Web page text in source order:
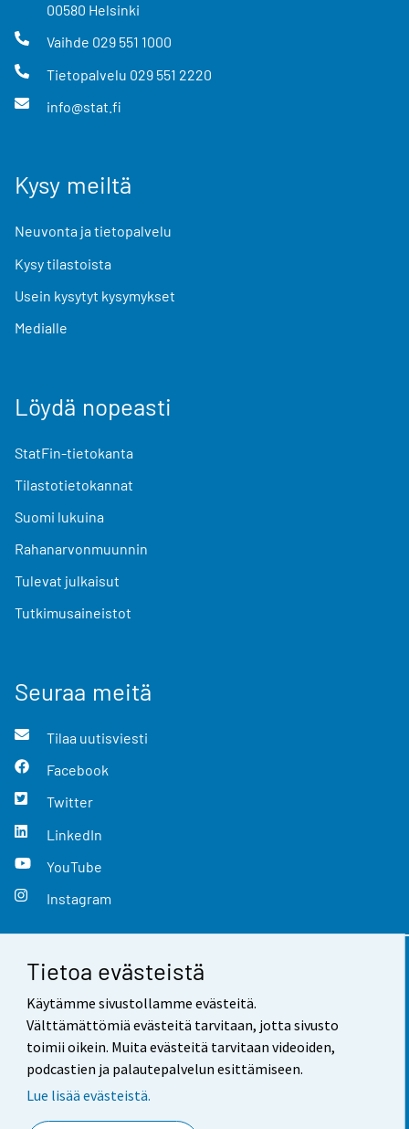
Tietoa evästeistä
Käytämme sivustollamme evästeitä.
Välttämättömiä evästeitä tarvitaan, jotta sivusto
toimii oikein. Muita evästeitä tarvitaan videoiden,
podcastien ja palautepalvelun esittämiseen.
Lue lisää evästeistä.
00580 Helsinki
Vaihde 029 551 1000
Tietopalvelu 029 551 2220
info@stat.fi
Kysy meiltä
Neuvonta ja tietopalvelu
Kysy tilastoista
Usein kysytyt kysymykset
Medialle
Löydä nopeasti
StatFin-tietokanta
Tilastotietokannat
Suomi lukuina
Rahanarvonmuunnin
Tulevat julkaisut
Tutkimusaineistot
Seuraa meitä
Tilaa uutisviesti
Facebook
Twitter
LinkedIn
YouTube
Instagram
Yhteystiedot
Palaute
Käyttöehdot
Saavutettavuus